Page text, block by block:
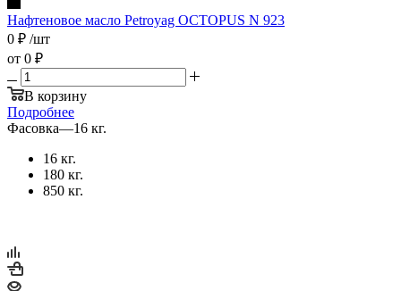
Нафтеновое масло Petroyag OCTOPUS N 923
0 ₽ /шт
от 0 ₽
В корзину
Подробнее
Фасовка—16 кг.
16 кг.
180 кг.
850 кг.